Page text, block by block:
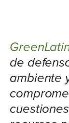
de
ambiente